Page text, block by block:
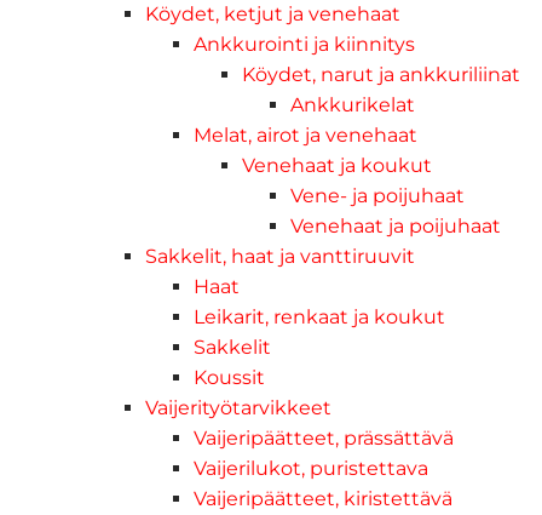
Köydet, ketjut ja venehaat
Ankkurointi ja kiinnitys
Köydet, narut ja ankkuriliinat
Ankkurikelat
Melat, airot ja venehaat
Venehaat ja koukut
Vene- ja poijuhaat
Venehaat ja poijuhaat
Sakkelit, haat ja vanttiruuvit
Haat
Leikarit, renkaat ja koukut
Sakkelit
Koussit
Vaijerityötarvikkeet
Vaijeripäätteet, prässättävä
Vaijerilukot, puristettava
Vaijeripäätteet, kiristettävä